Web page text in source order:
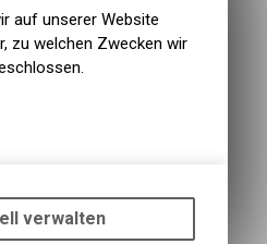
auf unserer Website
zu welchen Zwecken wir
Angebots, wie die
Sie, dass die
verwalten